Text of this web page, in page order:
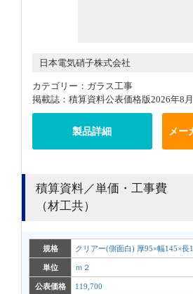
日本電気硝子株式会社
カテゴリー：ガラス工事
掲載誌：積算資料公表価格版2026年8
製品詳細 メー
積算資料／単価・工事費
（材工共）
規格 クリアー(側面白) 厚95×幅145×長
単位 ｍ２
公表価格 119,700